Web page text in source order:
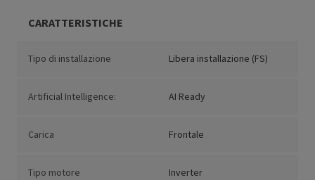
CARATTERISTICHE
Tipo di installazione Libera installazione (FS)
Artificial Intelligence: AI Ready
Carica Frontale
Tipo motore Inverter